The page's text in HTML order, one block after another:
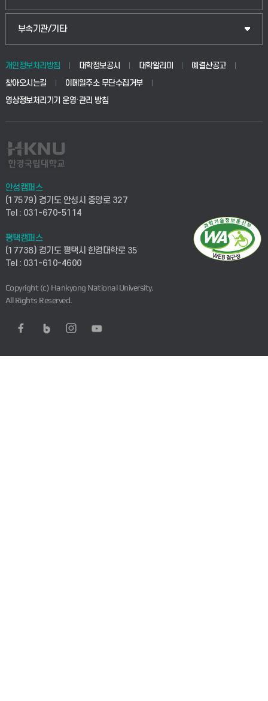
부속기관/기타
개인정보처리방침 대학정보공시 대학알리미
예결산공고
찾아오시는길
이메일주소 무단수집거부
영상정보처리기기 운영·관리 방침
안성캠퍼스
(17579) 경기도 안성시 중앙로 327
Tel : 031-670-5114
평택캠퍼스
(17738) 경기도 평택시 한경대학로 35
Tel : 031-610-4600
Copyright (c) Hankyong National University.
All Rights Reserved.